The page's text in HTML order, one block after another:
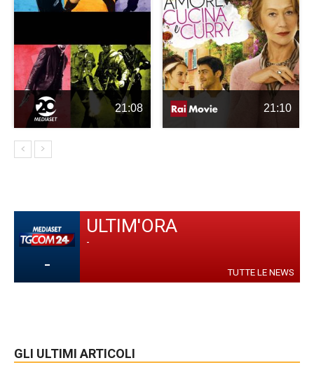
21:08 21:10
-
ULTIM'ORA
-
TUTTE LE NEWS
GLI ULTIMI ARTICOLI